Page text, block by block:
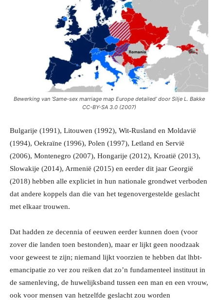
Bewerking van ‘Same-sex marriage map Europe detailed’ door Silje L. Bakke
CC-BY-SA 3.0 (2007)
Bulgarije (1991), Litouwen (1992), Wit-Rusland en Moldavië
(1994), Oekraïne (1996), Polen (1997), Letland en Servië
(2006), Montenegro (2007), Hongarije (2012), Kroatië (2013),
Slowakije (2014), Armenië (2015) en eerder dit jaar Georgië
(2018) hebben alle expliciet in hun nationale grondwet verboden
dat andere koppels dan die van het tegenovergestelde geslacht
met elkaar trouwen.
Dat hadden ze decennia of eeuwen eerder kunnen doen (voor
zover die landen toen bestonden), maar er lijkt geen noodzaak
voor geweest te zijn; niemand lijkt voorzien te hebben dat lhbt-
emancipatie zo ver zou reiken dat zo’n fundamenteel instituut in
de samenleving, de huwelijksband tussen een man en een vrouw,
ook voor mensen van hetzelfde geslacht zou worden